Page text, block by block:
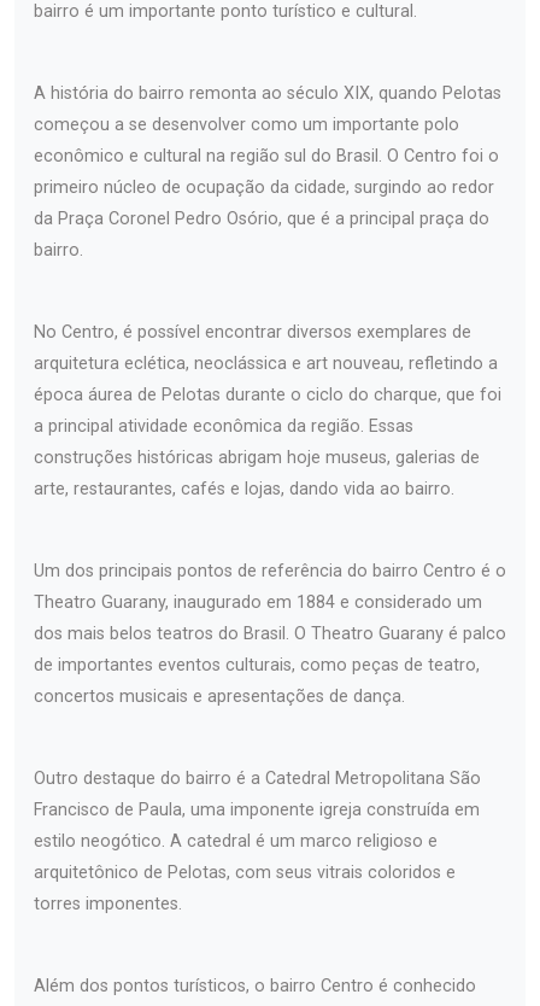
bairro é um importante ponto turístico e cultural.
A história do bairro remonta ao século XIX, quando Pelotas
começou a se desenvolver como um importante polo
econômico e cultural na região sul do Brasil. O Centro foi o
primeiro núcleo de ocupação da cidade, surgindo ao redor
da Praça Coronel Pedro Osório, que é a principal praça do
bairro.
No Centro, é possível encontrar diversos exemplares de
arquitetura eclética, neoclássica e art nouveau, refletindo a
época áurea de Pelotas durante o ciclo do charque, que foi
a principal atividade econômica da região. Essas
construções históricas abrigam hoje museus, galerias de
arte, restaurantes, cafés e lojas, dando vida ao bairro.
Um dos principais pontos de referência do bairro Centro é o
Theatro Guarany, inaugurado em 1884 e considerado um
dos mais belos teatros do Brasil. O Theatro Guarany é palco
de importantes eventos culturais, como peças de teatro,
concertos musicais e apresentações de dança.
Outro destaque do bairro é a Catedral Metropolitana São
Francisco de Paula, uma imponente igreja construída em
estilo neogótico. A catedral é um marco religioso e
arquitetônico de Pelotas, com seus vitrais coloridos e
torres imponentes.
Além dos pontos turísticos, o bairro Centro é conhecido